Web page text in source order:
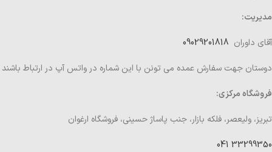
مدیریت:
آقای داوران
دوستان جهت سفارش عمده می تونن با این شماره در واتس آپ در ارتباط باشند
فروشگاه مرکزی:
تبریز، ولیعصر، فلکه بازار، جنب پاساژ حسینی، فروشگاه ارغوان
33299350 041